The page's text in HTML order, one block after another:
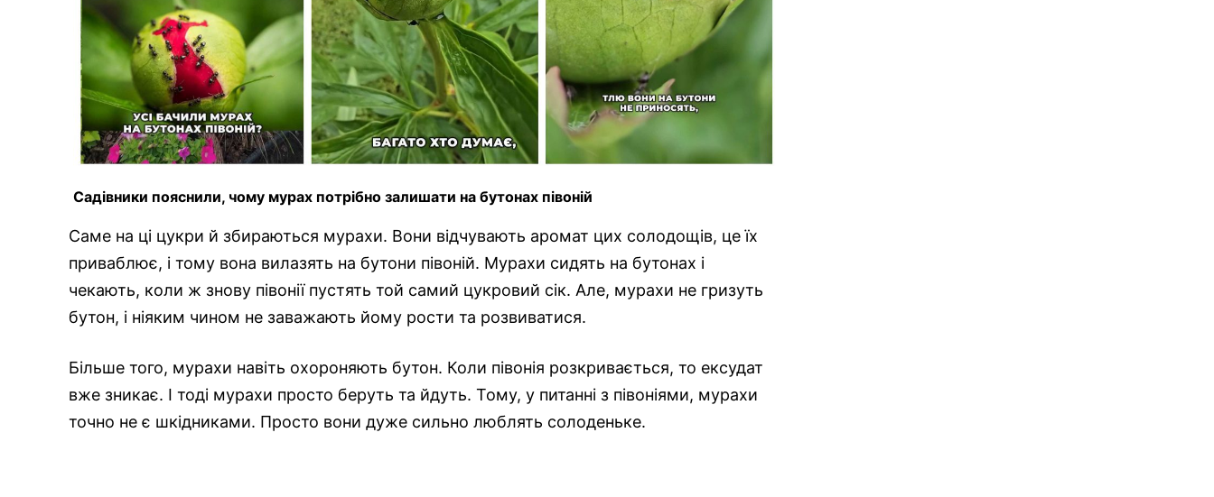
Садівники пояснили, чому мурах потрібно залишати на бутонах півоній
Саме на ці цукри й збираються мурахи. Вони відчувають аромат цих солодощів, це їх
приваблює, і тому вона вилазять на бутони півоній. Мурахи сидять на бутонах і
чекають, коли ж знову півонії пустять той самий цукровий сік. Але, мурахи не гризуть
бутон, і ніяким чином не заважають йому рости та розвиватися.
Більше того, мурахи навіть охороняють бутон. Коли півонія розкривається, то ексудат
вже зникає. І тоді мурахи просто беруть та йдуть. Тому, у питанні з півоніями, мурахи
точно не є шкідниками. Просто вони дуже сильно люблять солоденьке.